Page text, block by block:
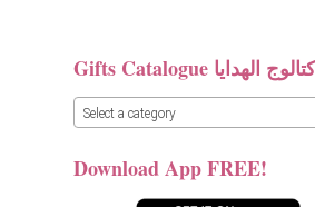
Gifts Catalogue كتالوج الهدايا
Select a category
Download App FREE!